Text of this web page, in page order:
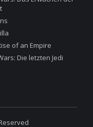
of an Empire
Die letzten Jedi